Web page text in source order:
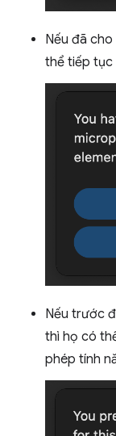
Nếu đã
thể tiếp tục
Nếu trước
thì họ có
phép tính